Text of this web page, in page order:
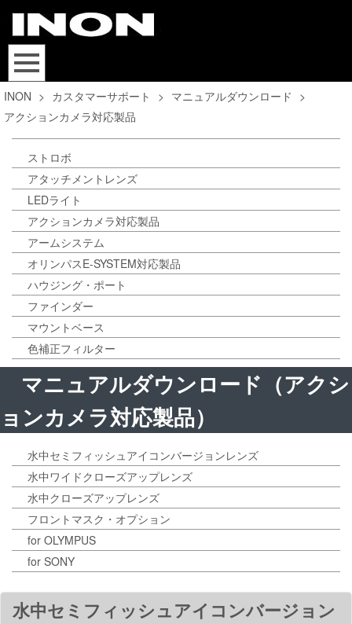
INON > カスタマーサポート > マニュアルダウンロード >
アクションカメラ対応製品
ストロボ
アタッチメントレンズ
LEDライト
アクションカメラ対応製品
アームシステム
オリンパスE-SYSTEM対応製品
ハウジング・ポート
ファインダー
マウントベース
色補正フィルター
マニュアルダウンロード（アクシ
ョンカメラ対応製品）
水中セミフィッシュアイコンバージョンレンズ
水中ワイドクローズアップレンズ
水中クローズアップレンズ
フロントマスク・オプション
for OLYMPUS
for SONY
水中セミフィッシュアイコンバージョン